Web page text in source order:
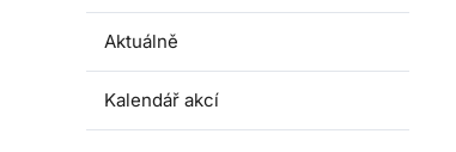
Aktuálně
Kalendář akcí